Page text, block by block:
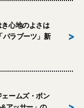
き心地のよさは
パラブーツ」新
>
ェームズ・ボン